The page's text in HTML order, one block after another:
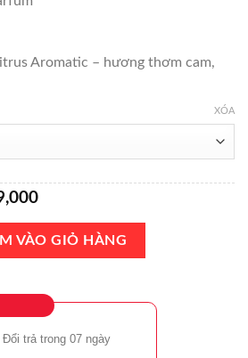
Aromatic – hương thơm cam,
XÓA
Giá
tại
là:
Portofino EDP 50ml Chính Hãng số lượng
VÀO GIỎ HÀNG
trả trong 07 ngày